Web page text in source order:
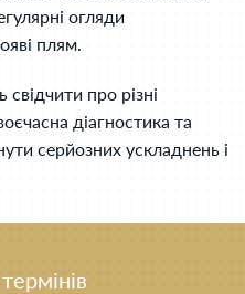
огляди
плям.
про різні
діагностика та
серйозних ускладнень і